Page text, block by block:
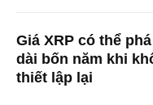
Giá XRP có thể
dài bốn năm khi
thiết lập lại